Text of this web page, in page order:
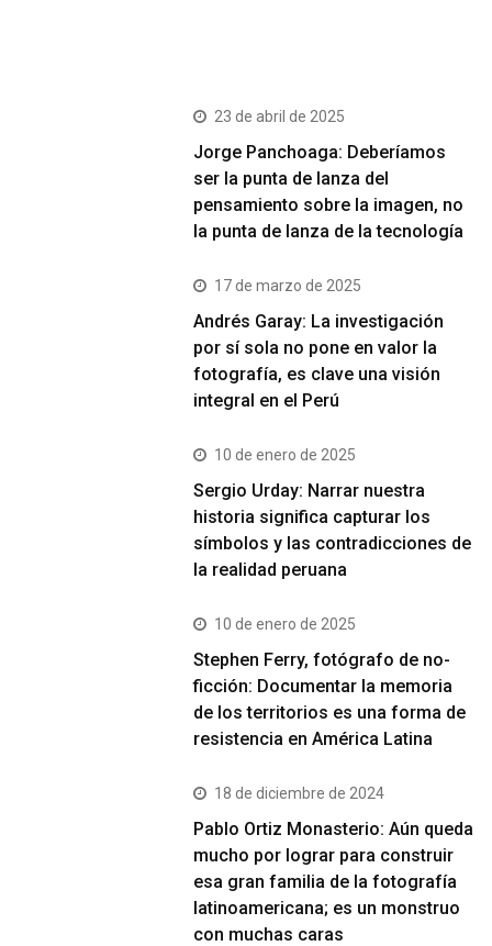
23 de abril de 2025
Jorge Panchoaga: Deberíamos
ser la punta de lanza del
pensamiento sobre la imagen, no
la punta de lanza de la tecnología
17 de marzo de 2025
Andrés Garay: La investigación
por sí sola no pone en valor la
fotografía, es clave una visión
integral en el Perú
10 de enero de 2025
Sergio Urday: Narrar nuestra
historia significa capturar los
símbolos y las contradicciones de
la realidad peruana
10 de enero de 2025
Stephen Ferry, fotógrafo de no-
ficción: Documentar la memoria
de los territorios es una forma de
resistencia en América Latina
18 de diciembre de 2024
Pablo Ortiz Monasterio: Aún queda
mucho por lograr para construir
esa gran familia de la fotografía
latinoamericana; es un monstruo
con muchas caras